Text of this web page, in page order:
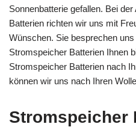
Sonnenbatterie gefallen. Bei
Batterien richten wir uns mit
Wünschen. Sie besprechen
Stromspeicher Batterien Ihnen
Stromspeicher Batterien nach
können wir uns nach Ihren
Stromspeicher